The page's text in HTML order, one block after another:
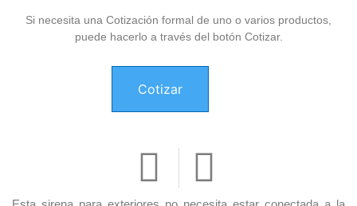
Si necesita una Cotización formal de uno o varios productos,
puede hacerlo a través del botón Cotizar.
Cotizar